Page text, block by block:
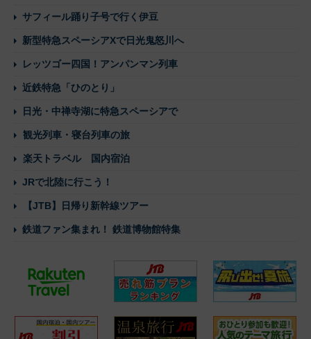
サフィール踊り子号で行く伊豆
新型特急スペーシアXで日光鬼怒川へ
レッツゴー四国！アンパンマン列車
近鉄特急「ひのとり」
日光・中禅寺湖に特急スペーシアで
観光列車・寝台列車の旅
楽天トラベル 国内宿泊
JRで北陸に行こう！
【JTB】日帰り新幹線ツアー
鉄道ファン集まれ！ 鉄道博物館特集